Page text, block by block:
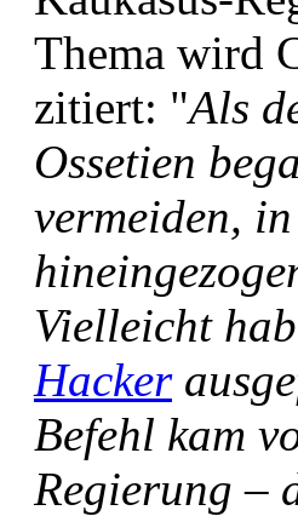
Thema wird
zitiert: "Als
Ossetien
vermeiden,
Vielleicht
Hacker
Befehl kam
Regierung –